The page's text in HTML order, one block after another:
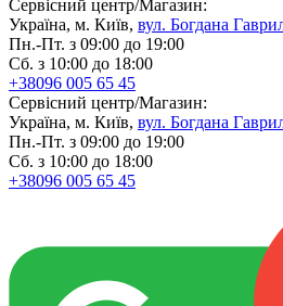
Сервісний центр/Магазин:
Україна, м. Київ, вул. Богдана
Пн.-Пт. з 09:00 до 19:00
Сб. з 10:00 до 18:00
+38096 005 65 45
Сервісний центр/Магазин:
Україна, м. Київ, вул. Богдана
Пн.-Пт. з 09:00 до 19:00
Сб. з 10:00 до 18:00
+38096 005 65 45